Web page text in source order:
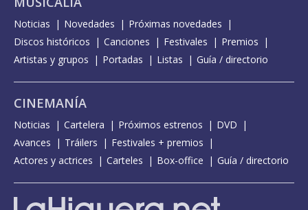
Noticias Novedades
Próximas novedades
Discos históricos
Canciones Festivales
Premios
Artistas y grupos
Portadas Listas Guía / directorio
CINEMANÍA
Noticias Cartelera Próximos estrenos
DVD
Avances
Tráilers
Festivales + premios
Actores y actrices
Carteles Box-office Guía / directorio